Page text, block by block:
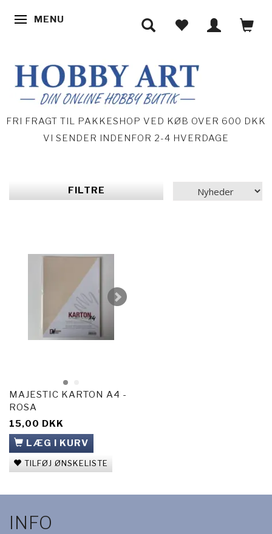
SKIFTE NAVIGATION
MENU
FRI FRAGT TIL PAKKESHOP VED KØB OVER 600 DKK
VI SENDER INDENFOR 2-4 HVERDAGE
FILTRE
MAJESTIC KARTON A4 -
ROSA
15,00 DKK
LÆG I KURV
TILFØJ ØNSKELISTE
INFO